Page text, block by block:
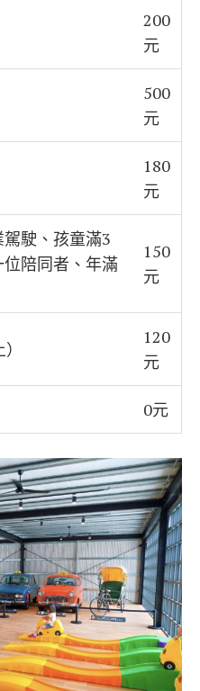
200
元
500
元
180
元
駛、孩童滿3
陪同者、年滿
150
元
120
元
0元